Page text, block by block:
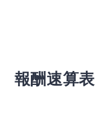
報酬速算